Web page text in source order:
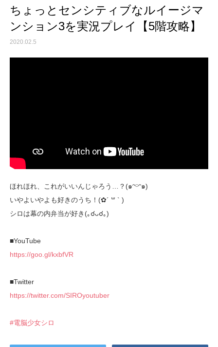
ちょっとセンシティブなルイージマ
ンション3を実況プレイ【5階攻略】
2020.02.5
ほれほれ、これがいいんじゃろう…？(๑ᵔ⌔ᵔ๑)
いやよいやよも好きのうち！(✿´ ꒳ ` )
シロは幕の内弁当が好き(｡☌ᴗ☌｡)
■YouTube
https://goo.gl/kxbfVR
■Twitter
https://twitter.com/SIROyoutuber
#電脳少女シロ